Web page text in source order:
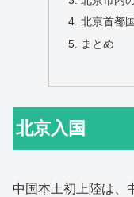
北京首都
まとめ
北京入国
中国本土初上陸は、